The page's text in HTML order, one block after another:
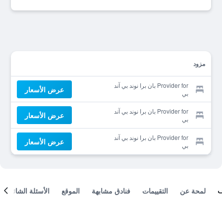
مزود
Provider for بان برا نوند بي آند
بي
عرض الأسعار
Provider for بان برا نوند بي آند
بي
عرض الأسعار
Provider for بان برا نوند بي آند
بي
عرض الأسعار
لمحة عن التقييمات فنادق مشابهة الموقع الأسئلة الشائعة